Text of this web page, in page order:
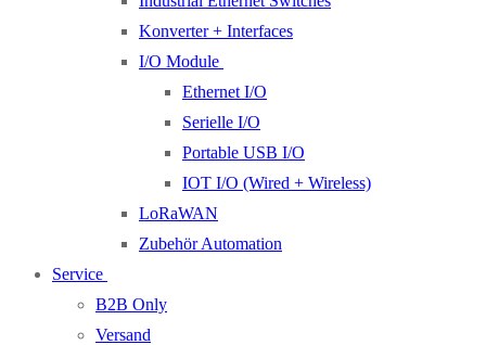
Konverter + Interfaces
I/O Module
Ethernet I/O
Serielle I/O
Portable USB I/O
IOT I/O (Wired + Wireless)
LoRaWAN
Zubehör Automation
Service
B2B Only
Versand